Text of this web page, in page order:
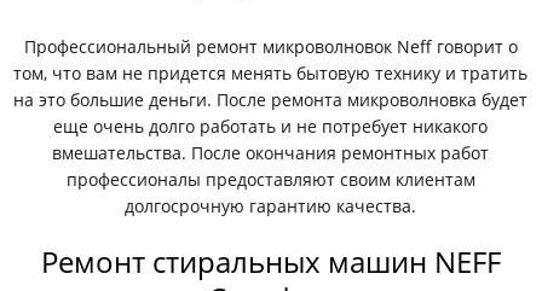
Профессиональный ремонт микроволновок Neff говорит о
том, что вам не придется менять бытовую технику и тратить
на это большие деньги. После ремонта микроволновка будет
еще очень долго работать и не потребует никакого
вмешательства. После окончания ремонтных работ
профессионалы предоставляют своим клиентам
долгосрочную гарантию качества.
Ремонт стиральных машин NEFF